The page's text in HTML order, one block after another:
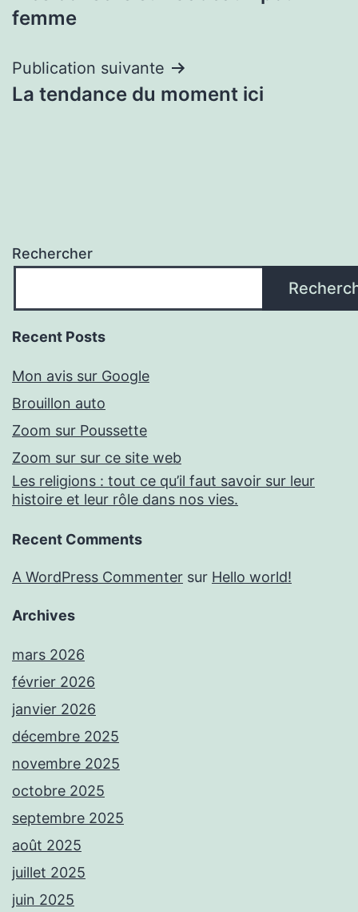
de
femme
Publication suivante
La tendance du moment ici
Rechercher
Recent Posts
Mon avis sur Google
Brouillon auto
Zoom sur Poussette
Zoom sur sur ce site web
Les religions : tout ce qu’il faut savoir sur leur
histoire et leur rôle dans nos vies.
Recent Comments
A WordPress Commenter sur Hello world!
Archives
mars 2026
février 2026
janvier 2026
décembre 2025
novembre 2025
octobre 2025
septembre 2025
août 2025
juillet 2025
juin 2025